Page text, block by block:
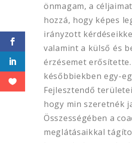
önmagam, a
hozzá, hogy képes
irányzott
valamint a külső és
érzésemet
későbbiekben egy-
Fejlesztendő
hogy min szeretnék
Összességében a
meglátásaikkal